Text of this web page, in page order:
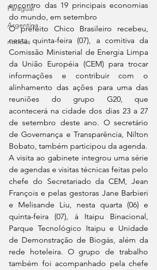
Paraguai
Argentina
noticias
encontro das 19 principais economias
do mundo, em setembro
O prefeito Chico Brasileiro recebeu,
nesta quinta-feira (07), a comitiva da
Comissão Ministerial de Energia Limpa
da União Européia (CEM) para trocar
informações e contribuir com o
alinhamento das ações para uma das
reuniões do grupo G20, que
acontecerá na cidade dos dias 23 a 27
de setembro deste ano. O secretário
de Governança e Transparência, Nilton
A visita ao gabinete integrou uma série
de agendas e visitas técnicas feitas pelo
chefe do Secretariado da CEM, Jean
François e pelas gestoras Jane Barbieri
e Melisande Liu, nesta quarta (06) e
quinta-feira (07), à Itaipu Binacional,
Parque Tecnológico Itaipu e Unidade
de Demonstração de Biogás, além da
rede hoteleira. O grupo de trabalho
também foi acompanhado pela chefe